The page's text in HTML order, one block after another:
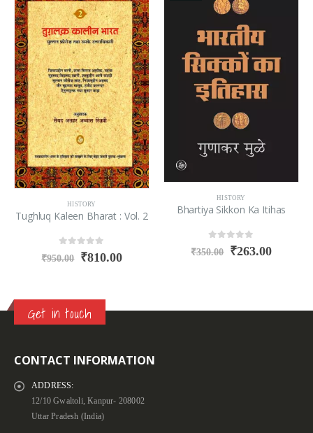
HISTORY
Tughluq Kaleen Bharat : Vol. 2
out of 5
₹950.00 ₹810.00
HISTORY
Bhartiya Sikkon Ka Itihas
out of 5
₹350.00 ₹263.00
Get in touch
CONTACT INFORMATION
ADDRESS:
12/10 Gwaltoli, Kanpur- 208002
Uttar Pradesh (India)